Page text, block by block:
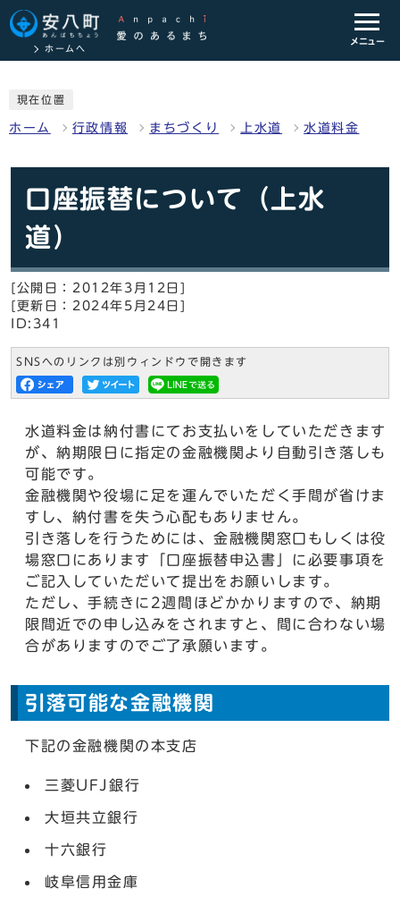
ホームへ
メニュー
現在位置
ホーム 行政情報 まちづくり 上水道 水道料金
口座振替について（上水
道）
[公開日：2012年3月12日]
[更新日：2024年5月24日]
ID:341
SNSへのリンクは別ウィンドウで開きます
水道料金は納付書にてお支払いをしていただきます
が、納期限日に指定の金融機関より自動引き落しも
可能です。
金融機関や役場に足を運んでいただく手間が省けま
すし、納付書を失う心配もありません。
引き落しを行うためには、金融機関窓口もしくは役
場窓口にあります「口座振替申込書」に必要事項を
ご記入していただいて提出をお願いします。
ただし、手続きに2週間ほどかかりますので、納期
限間近での申し込みをされますと、間に合わない場
合がありますのでご了承願います。
引落可能な金融機関
下記の金融機関の本支店
三菱UFJ銀行
大垣共立銀行
十六銀行
岐阜信用金庫